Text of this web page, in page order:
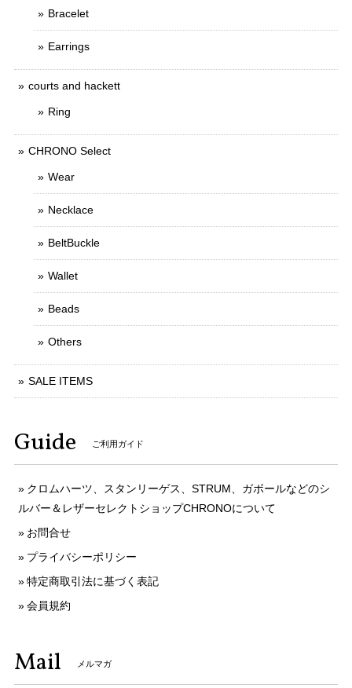
Bracelet
Earrings
courts and hackett
Ring
CHRONO Select
Wear
Necklace
BeltBuckle
Wallet
Beads
Others
SALE ITEMS
Guide ご利用ガイド
クロムハーツ、スタンリーゲス、STRUM、ガボールなどのシ
ルバー＆レザーセレクトショップCHRONOについて
お問合せ
プライバシーポリシー
特定商取引法に基づく表記
会員規約
Mail メルマガ